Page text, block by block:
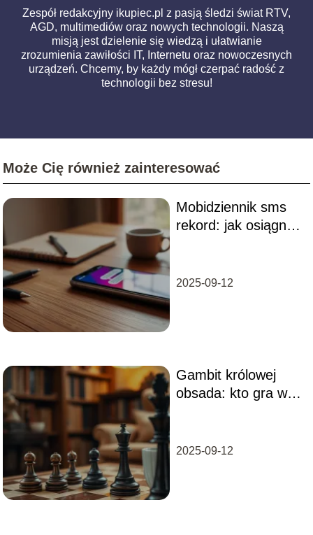
Zespół redakcyjny ikupiec.pl z pasją śledzi świat RTV,
AGD, multimediów oraz nowych technologii. Naszą
misją jest dzielenie się wiedzą i ułatwianie
zrozumienia zawiłości IT, Internetu oraz nowoczesnych
urządzeń. Chcemy, by każdy mógł czerpać radość z
technologii bez stresu!
Może Cię również zainteresować
Mobidziennik sms
rekord: jak osiągnąć
2025-09-12
Gambit królowej
obsada: kto gra w
2025-09-12